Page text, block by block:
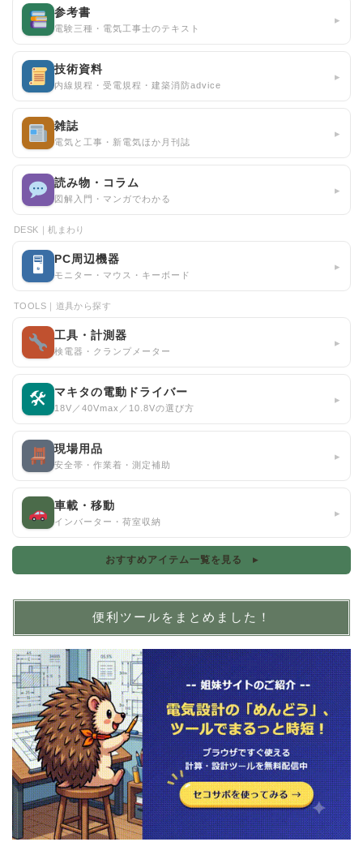
参考書
電験三種・電気工事士のテキスト
▸
技術資料
内線規程・受電規程・建築消防advice
▸
雑誌
電気と工事・新電気ほか月刊誌
▸
読み物・コラム
図解入門・マンガでわかる
▸
DESK｜机まわり
🖥 PC周辺機器
モニター・マウス・キーボード
▸
TOOLS｜道具から探す
工具・計測器
検電器・クランプメーター
▸
🛠 マキタの電動ドライバー
18V／40Vmax／10.8Vの選び方
▸
現場用品
安全帯・作業着・測定補助
▸
車載・移動
インバーター・荷室収納
▸
おすすめアイテム一覧を見る ▸
便利ツールをまとめました！